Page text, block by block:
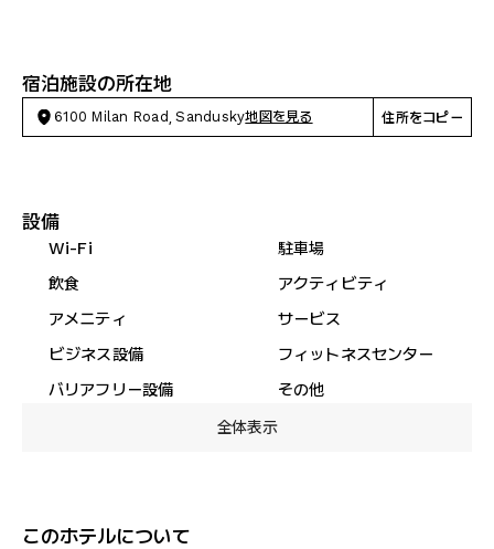
宿泊施設の所在地
6100 Milan Road, Sandusky地図を見る 住所をコピー
設備
Wi-Fi
駐車場
飲食
アクティビティ
アメニティ
サービス
ビジネス設備
フィットネスセンター
バリアフリー設備
その他
全体表示
このホテルについて